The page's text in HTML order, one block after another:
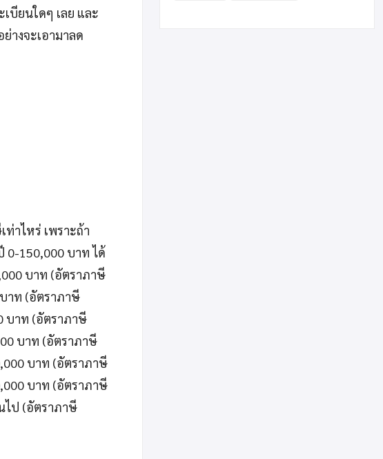
บียนใดๆ เลย และ
างจะเอามาลด
าไหร่ เพราะถ้า
0-150,000 บาท ได้
บาท (อัตราภาษี
าท (อัตราภาษี
บาท (อัตราภาษี
บาท (อัตราภาษี
บาท (อัตราภาษี
บาท (อัตราภาษี
ไป (อัตราภาษี